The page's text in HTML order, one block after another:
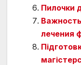
Пилочки
лечения